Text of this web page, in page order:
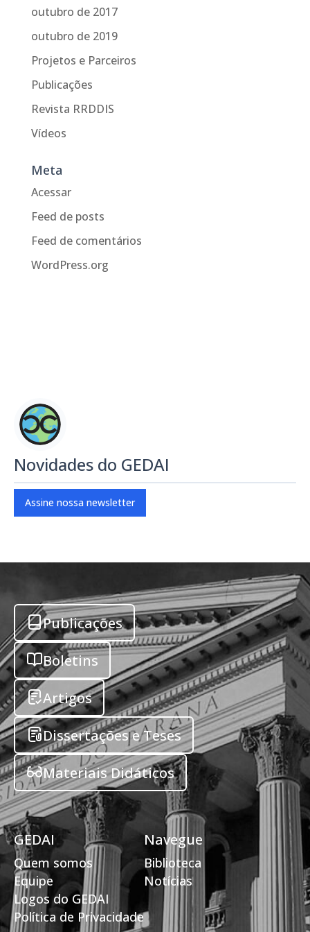
outubro de 2017
outubro de 2019
Projetos e Parceiros
Publicações
Revista RRDDIS
Vídeos
Meta
Acessar
Feed de posts
Feed de comentários
WordPress.org
Novidades do GEDAI
Assine nossa newsletter
Publicações
Boletins
Artigos
Dissertações e Teses
Materiais Didáticos
GEDAI
Quem somos
Equipe
Logos do GEDAI
Política de Privacidade
Navegue
Biblioteca
Notícias